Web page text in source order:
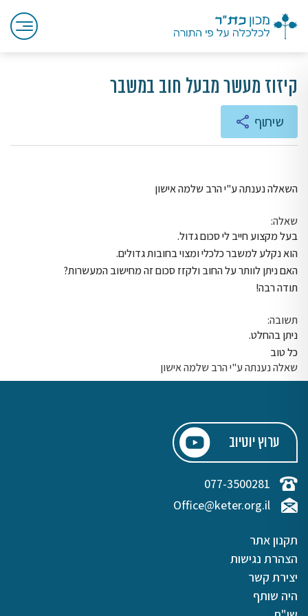
קיזוז מעשר מבעל חוב במשבר
שיתוף
השאלה נענתה ע"י הרב שלמה אישון
שאלה:
בעל מקצוע חייב לי סכום גדול.
הוא נקלע למשבר כלכלי ומצוי בחובות גדולים.
האם ניתן לוותר על החוב ולקזז סכום זה מחישוב המעשרות?
תודה רבה!
תשובה:
ניתן בהחלט.
כל טוב
שאלה נענתה ע"י הרב שלמה אישון
ערוץ יוטיוב
077-3500281
Office@keter.org.il
תקנון אתר
הצהרת נגישות
יצירת קשר
היה שותף